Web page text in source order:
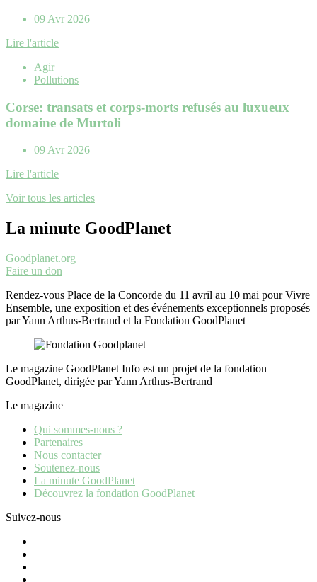
09 Avr 2026
Lire l'article
Agir
Pollutions
Corse: transats et corps-morts refusés au luxueux
domaine de Murtoli
09 Avr 2026
Lire l'article
Voir tous les articles
La minute GoodPlanet
Goodplanet.org
Faire un don
Rendez-vous Place de la Concorde du 11 avril au 10 mai pour Vivre
Ensemble, une exposition et des événements exceptionnels proposés
par Yann Arthus-Bertrand et la Fondation GoodPlanet
Le magazine GoodPlanet Info est un projet de la fondation
GoodPlanet, dirigée par Yann Arthus-Bertrand
Le magazine
Qui sommes-nous ?
Partenaires
Nous contacter
Soutenez-nous
La minute GoodPlanet
Découvrez la fondation GoodPlanet
Suivez-nous